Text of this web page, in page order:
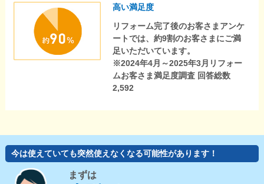
高い満足度
リフォーム完了後のお客さまアンケ
ートでは、約9割のお客さまにご満
足いただいています。
※2024年4月～2025年3月リフォー
ムお客さま満足度調査 回答総数
2,592
今は使えていても突然使えなくなる可能性があります！
まずは